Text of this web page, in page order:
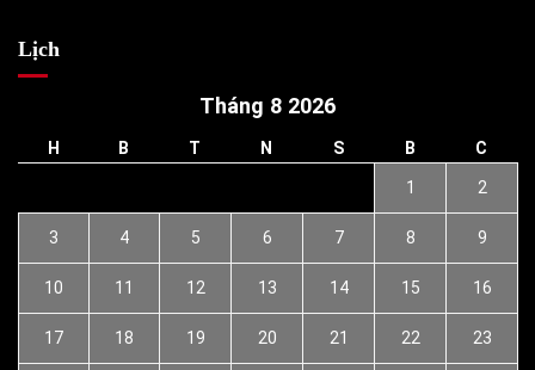
Lịch
Tháng 8 2026
H B T N S B C
1 2
3 4 5 6 7 8 9
10 11 12 13 14 15 16
17 18 19 20 21 22 23